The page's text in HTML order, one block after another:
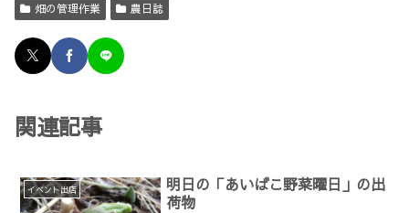
畑の管理作業 農日誌
関連記事
イベント出店
明日の「あいばこ野菜曜日」の出
荷物